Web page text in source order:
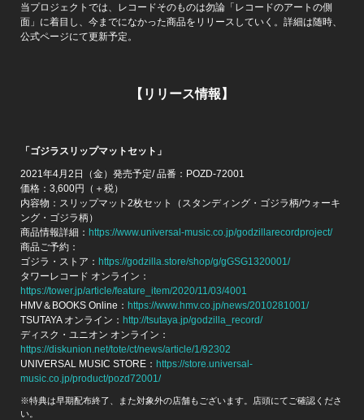
当プロジェクトでは、レコードそのものは勿論「レコードのアートの側
面」に着目し、今までになかった商品をリリースしていく。詳細は随時、
公式ページにて更新予定。
【リリース情報】
「ゴジラスリップマットセット」
2021年4月2日（金）発売予定/ 品番：POZD-72001
価格：3,600円（＋税）
内容物：スリップマット2枚セット（スタンディング・ゴジラ柄/ウォーキ
ング・ゴジラ柄）
商品情報詳細： https://www.universal-music.co.jp/godzillarecordproject/
商品ご予約：
ゴジラ・ストア： https://godzilla.store/shop/g/gGSG1320001/
タワーレコード オンライン：
https://tower.jp/article/feature_item/2020/11/03/4001
HMV＆BOOKS Online： https://www.hmv.co.jp/news/2010281001/
TSUTAYA オンライン： http://tsutaya.jp/godzilla_record/
ディスク・ユニオン オンライン：
https://diskunion.net/tote/ct/news/article/1/92302
UNIVERSAL MUSIC STORE： https://store.universal-
music.co.jp/product/pozd72001/
※特典は早期配布終了、また対象外の店舗もございます。店頭にてご確認くださ
い。